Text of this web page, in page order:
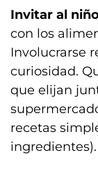
Invitar al
con los
Involucrarse
curiosidad.
que elijan
recetas
ingredientes).